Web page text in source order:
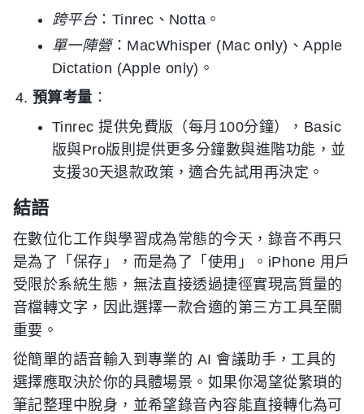
跨平台：Tinrec、Notta。
單一陣營：MacWhisper (Mac only)、Apple
Dictation (Apple only)。
預算考量 ：
Tinrec 提供免費版（每月100分鐘），Basic
版與Pro版則提供更多分鐘數與進階功能，並
支援30天退款政策，適合先試用再決定。
結語
在數位化工作與學習成為常態的今天，錄音不再只
是為了「保存」，而是為了「使用」。iPhone 用戶
受限於系統生態，無法直接透過捷徑實現高質量的
音檔轉文字，因此選擇一款合適的第三方工具至關
重要。
從簡單的語音輸入到專業的 AI 會議助手，工具的
選擇應取決於你的具體場景。如果你渴望從繁瑣的
筆記整理中脫身，並希望錄音內容能直接轉化為可